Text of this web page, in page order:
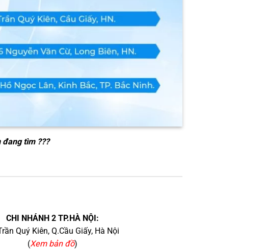
tìm ???
CHI NHÁNH 2 TP.HÀ NỘI:
Quý Kiên, Q.Cầu Giấy, Hà Nội
(Xem bản đồ)